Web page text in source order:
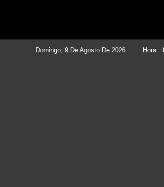
Domingo, 9 De Agosto De 2026 Hora: